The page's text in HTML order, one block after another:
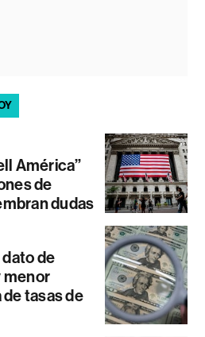
América”
de
dudas
de
menor
tasas de